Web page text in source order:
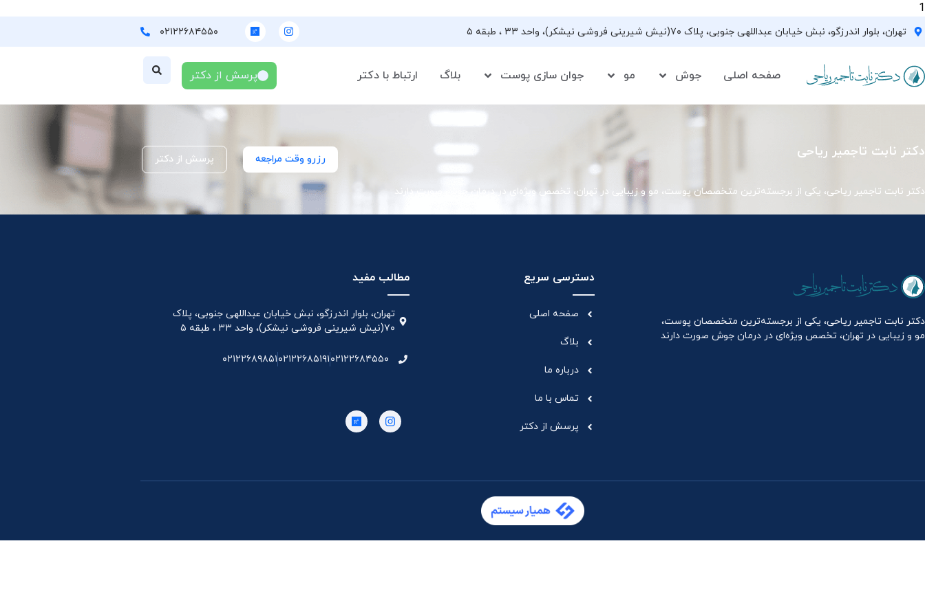
1
تهران، بلوار اندرزگو، نبش خیابان عبداللهی جنوبی، پلاک ۷۰(نیش شیرینی فروشی نیشکر)، واحد ۳۳ ، طبقه ۵ ۰۲۱۲۲۶۸۴۵۵۰
صفحه اصلی جوش مو جوان سازی پوست بلاگ ارتباط با دکتر پرسش از دکتر
دکتر نابت تاجمیر ریاحی
دکتر نابت تاجمیر ریاحی، یکی از برجسته‌ترین متخصصان پوست، مو و زیبایی در تهران، تخصص ویژه‌ای در درمان جوش صورت دارند
رزرو وقت مراجعه پرسش از دکتر
دکتر نابت تاجمیر ریاحی، یکی از برجسته‌ترین متخصصان پوست،
مو و زیبایی در تهران، تخصص ویژه‌ای در درمان جوش صورت دارند
دسترسی سریع
صفحه اصلی
بلاگ
درباره ما
تماس با ما
پرسش از دکتر
مطالب مفید
تهران، بلوار اندرزگو، نبش خیابان عبداللهی جنوبی، پلاک
۷۰(نیش شیرینی فروشی نیشکر)، واحد ۳۳ ، طبقه ۵
۰۲۱۲۲۶۸۴۵۵۰۰۲۱۲۲۶۸۵۱۹۱۰۲۱۲۲۶۸۹۸۵۱